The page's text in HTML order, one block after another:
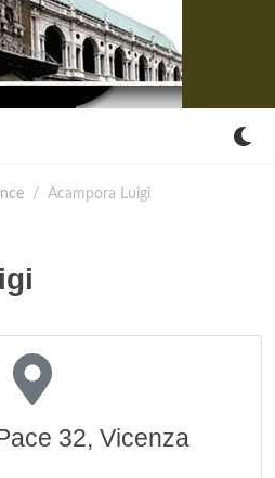
Acampora Luigi
32, Vicenza